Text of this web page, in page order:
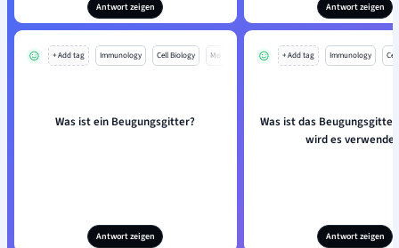
Antwort zeigen Antwort zeigen
+ Add tag Immunology Cell Biology Mo
Was ist ein Beugungsgitter?
Antwort zeigen
+ Add tag Immunology
Was ist das
wird es
Antwort zeigen